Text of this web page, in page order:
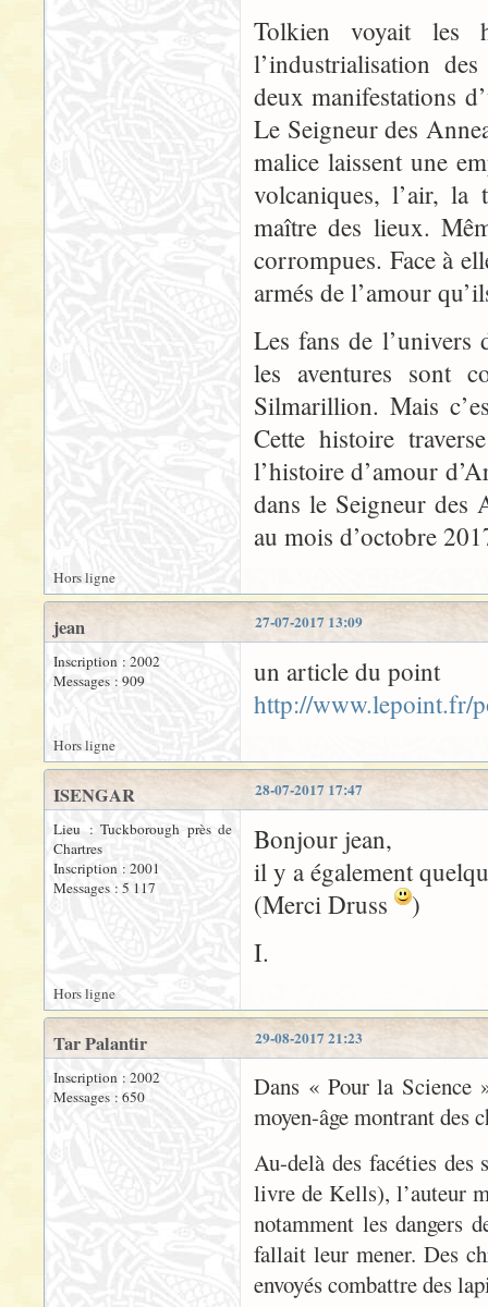
Tolkien voyait les
l’industrialisation
deux manifestations
Le Seigneur des
malice laissent une
volcaniques, l’air, la
maître des lieux.
corrompues. Face à
armés de l’amour
Les fans de l’univers
les aventures sont
Silmarillion. Mais
Cette histoire
l’histoire d’amour
dans le Seigneur des
au mois d’octobre
Hors ligne
27-07-2017 13:09
jean
Inscription : 2002
Messages : 909
un article du point
http://www.lepoint.fr/
Hors ligne
28-07-2017 17:47
ISENGAR
Lieu : Tuckborough près de
Chartres
Inscription : 2001
Messages : 5 117
Bonjour jean,
il y a également
(Merci Druss
)
I.
Hors ligne
29-08-2017 21:23
Tar Palantir
Inscription : 2002
Messages : 650
Dans « Pour la Science
moyen-âge montrant des
Au-delà des facéties
livre de Kells), l’auteur
notamment les dangers
fallait leur mener. Des
envoyés combattre des